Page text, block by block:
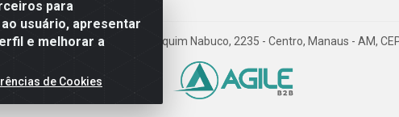
para
usuário, apresentar
e melhorar a
de Cookies
EM SAÚDE - Endereço Av. Joaquim Nabuco, 2235 - Centro, Manaus - AM,